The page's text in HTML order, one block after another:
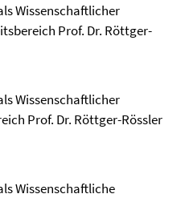
Wissenschaftlicher
Prof. Dr. Röttger-
Wissenschaftlicher
Prof. Dr. Röttger-Rössler
Wissenschaftliche